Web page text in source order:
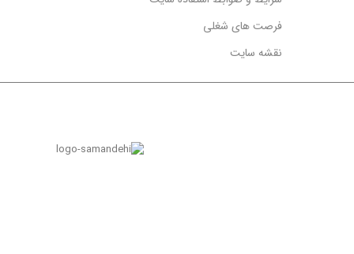
فرصت های شغلی
نقشه سایت